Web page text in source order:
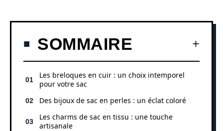
SOMMAIRE
Les breloques en cuir : un choix intemporel
pour votre sac
Des bijoux de sac en perles : un éclat coloré
Les charms de sac en tissu : une touche
artisanale